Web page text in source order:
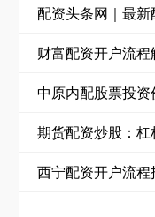
配资头条网｜最
财富配资开户流程
中原内配股票投
期货配资炒股：
西宁配资开户流程